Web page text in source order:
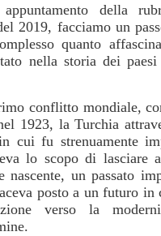
della
2019, facciamo un
quanto
nella storia dei
conflitto mondiale,
1923, la Turchia
cui fu strenuamente
lo scopo di lasciare
nascente, un passato
posto a un futuro in
verso la